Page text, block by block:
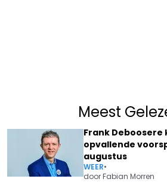
Meest
Frank Deboosere
opvallende
augustus
WEER•
doorFabian Morren